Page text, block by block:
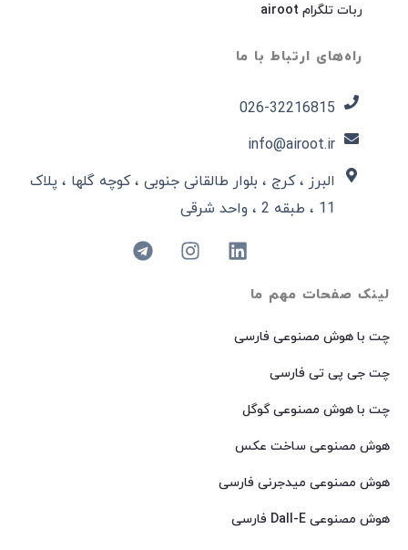
لینک صفحات مهم ما
چت با هوش مصنوعی فارسی
چت جی پی تی فارسی
چت با هوش مصنوعی گوگل
هوش مصنوعی ساخت عکس
هوش مصنوعی میدجرنی فارسی
هوش مصنوعی Dall-E فارسی
ربات تلگرام airoot
راه‌های ارتباط با ما
026-32216815​
info@airoot.ir
البرز ، کرج ، بلوار طالقانی جنوبی ، کوچه گلها ، پلاک
11 ، طبقه 2 ، واحد شرقی